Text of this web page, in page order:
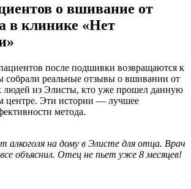
о вшивание от
в клинике «Нет
после подшивки возвращаются к
реальные отзывы о вшивании от
людей из Элисты, кто уже прошел данную
центре. Эти истории — лучшее
метода.
алкоголя на дому в Элисте для отца. Врач
все объяснил. Отец не пьет уже 8 месяцев!